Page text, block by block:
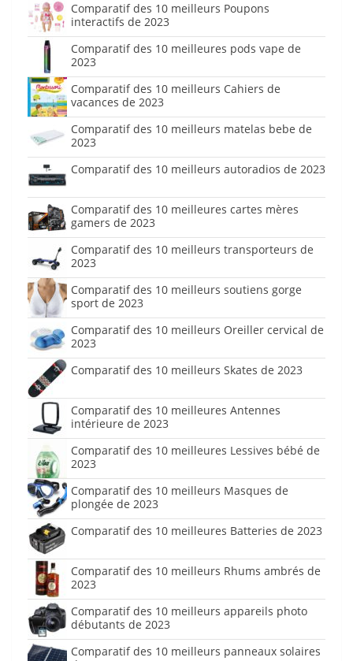
Comparatif des 10 meilleurs Poupons
interactifs de 2023
Comparatif des 10 meilleures pods vape de
2023
Comparatif des 10 meilleurs Cahiers de
vacances de 2023
Comparatif des 10 meilleurs matelas bebe de
2023
Comparatif des 10 meilleurs autoradios de 2023
Comparatif des 10 meilleures cartes mères
gamers de 2023
Comparatif des 10 meilleurs transporteurs de
2023
Comparatif des 10 meilleurs soutiens gorge
sport de 2023
Comparatif des 10 meilleurs Oreiller cervical de
2023
Comparatif des 10 meilleurs Skates de 2023
Comparatif des 10 meilleures Antennes
intérieure de 2023
Comparatif des 10 meilleures Lessives bébé de
2023
Comparatif des 10 meilleurs Masques de
plongée de 2023
Comparatif des 10 meilleures Batteries de 2023
Comparatif des 10 meilleurs Rhums ambrés de
2023
Comparatif des 10 meilleurs appareils photo
débutants de 2023
Comparatif des 10 meilleurs panneaux solaires